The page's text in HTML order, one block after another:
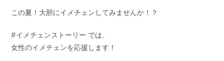
この夏！大胆にイメチェンしてみませんか！？
#イメチェンストーリー では、
女性のイメチェンを応援します！